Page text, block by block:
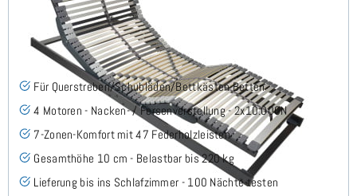
Nimbo 4 Motoren Flach - Lattenrost 70x210 cm
Für Querstreben/Schubläden/Bettkästen Betten
4 Motoren - Nacken- / Fersenverstellung - 2x10.000N
7-Zonen-Komfort mit 47 Federholzleisten
Gesamthöhe 10 cm - Belastbar bis 220 kg
Lieferung bis ins Schlafzimmer - 100 Nächte testen